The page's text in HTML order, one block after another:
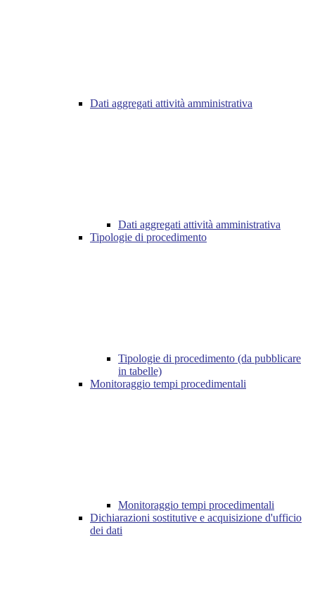
Dati aggregati attività amministrativa
Dati aggregati attività amministrativa
Tipologie di procedimento
Tipologie di procedimento (da pubblicare
in tabelle)
Monitoraggio tempi procedimentali
Monitoraggio tempi procedimentali
Dichiarazioni sostitutive e acquisizione d'ufficio
dei dati